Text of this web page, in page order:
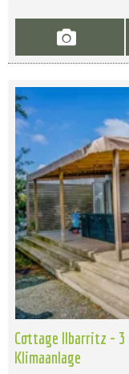
Cottage Ilbarritz -
Klimaanlage